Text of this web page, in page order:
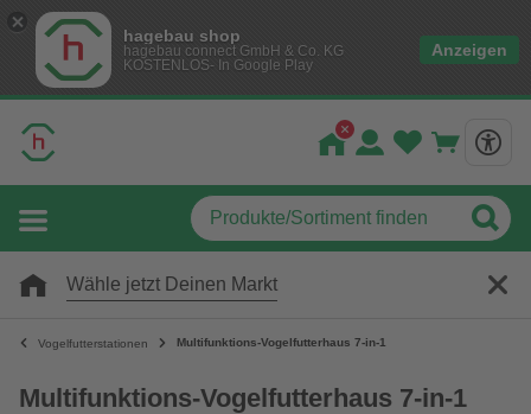
hagebau shop
hagebau connect GmbH & Co. KG
KOSTENLOS- In Google Play
Anzeigen
Wähle jetzt Deinen Markt
Vogelfutterstationen Multifunktions-Vogelfutterhaus 7-in-1
Multifunktions-Vogelfutterhaus 7-in-1